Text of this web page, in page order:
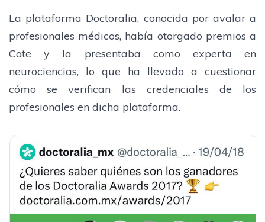
La plataforma Doctoralia, conocida por avalar a
profesionales médicos, había otorgado premios a
Cote y la presentaba como experta en
neurociencias, lo que ha llevado a cuestionar
cómo se verifican las credenciales de los
profesionales en dicha plataforma.